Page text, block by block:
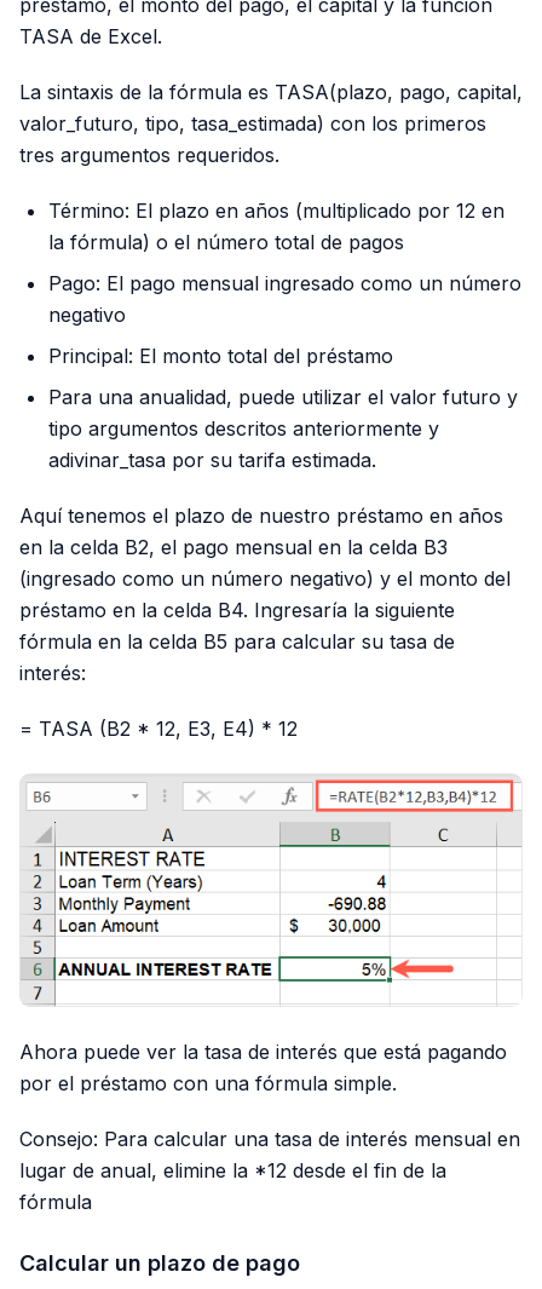
TASA de Excel.
La sintaxis de la fórmula es TASA(plazo, pago, capital,
valor_futuro, tipo, tasa_estimada) con los primeros
tres argumentos requeridos.
Término: El plazo en años (multiplicado por 12 en
la fórmula) o el número total de pagos
Pago: El pago mensual ingresado como un número
negativo
Principal: El monto total del préstamo
Para una anualidad, puede utilizar el valor futuro y
tipo argumentos descritos anteriormente y
adivinar_tasa por su tarifa estimada.
Aquí tenemos el plazo de nuestro préstamo en años
en la celda B2, el pago mensual en la celda B3
(ingresado como un número negativo) y el monto del
préstamo en la celda B4. Ingresaría la siguiente
fórmula en la celda B5 para calcular su tasa de
interés:
= TASA (B2 * 12, E3, E4) * 12
Ahora puede ver la tasa de interés que está pagando
por el préstamo con una fórmula simple.
Consejo: Para calcular una tasa de interés mensual en
lugar de anual, elimine la *12 desde el fin de la
fórmula
Calcular un plazo de pago